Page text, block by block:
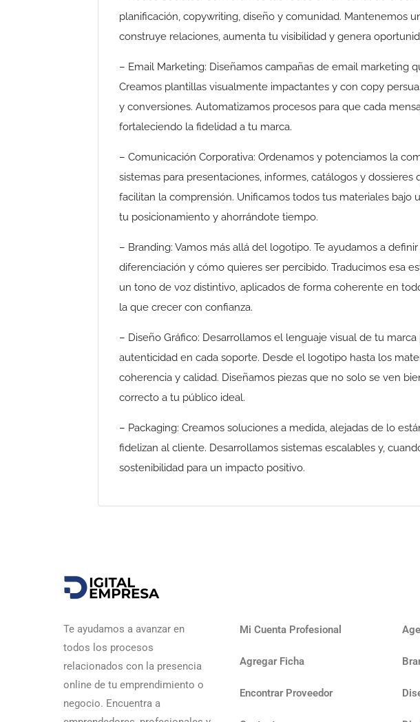
planificación, copywriting, diseño y comunidad. Mantenemos
construye relaciones, aumenta tu visibilidad y genera
– Email Marketing: Diseñamos campañas de email marketing
Creamos plantillas visualmente impactantes y con copy
y conversiones. Automatizamos procesos para que cada
fortaleciendo la fidelidad a tu marca.
– Comunicación Corporativa: Ordenamos y potenciamos la
sistemas para presentaciones, informes, catálogos y
facilitan la comprensión. Unificamos todos tus materiales bajo
tu posicionamiento y ahorrándote tiempo.
– Branding: Vamos más allá del logotipo. Te ayudamos a
diferenciación y cómo quieres ser percibido. Traducimos esa
un tono de voz distintivo, aplicados de forma coherente en
la que crecer con confianza.
– Diseño Gráfico: Desarrollamos el lenguaje visual de tu
autenticidad en cada soporte. Desde el logotipo hasta los
coherencia y calidad. Diseñamos piezas que no solo se ven
correcto a tu público ideal.
– Packaging: Creamos soluciones a medida, alejadas de lo
fidelizan al cliente. Desarrollamos sistemas escalables y,
sostenibilidad para un impacto positivo.
Te ayudamos a avanzar en
todos los procesos
relacionados con la presencia
online de tu emprendimiento o
negocio. Encuentra a
Mi Cuenta Profesional
Agregar Ficha
Encontrar Proveedor